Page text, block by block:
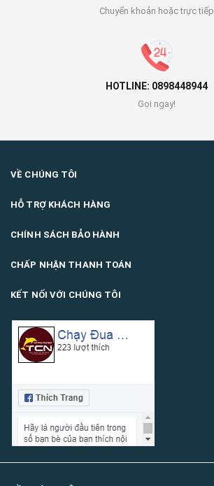
Chuyển khoản hoặc trực tiếp
HOTLINE: 0898448944
Gọi ngay!
VỀ CHÚNG TÔI
HỖ TRỢ KHÁCH HÀNG
CHÍNH SÁCH BẢO HÀNH
CHẤP NHẬN THANH TOÁN
KẾT NỐI VỚI CHÚNG TÔI